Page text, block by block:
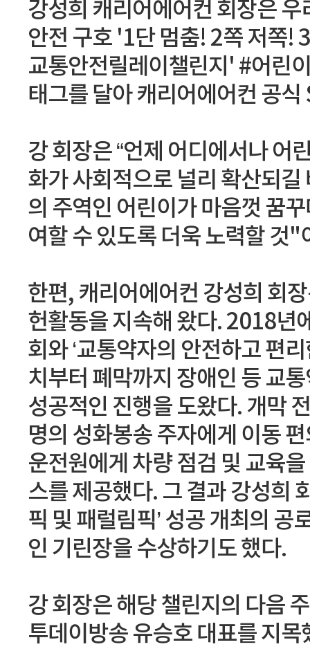
강성희 캐리어에어컨 회장은
안전 구호 '1단 멈춤! 2쪽 저쪽!
교통안전릴레이챌린지' #어린
태그를 달아 캐리어에어컨 공
강 회장은 “언제 어디에서나 어
화가 사회적으로 널리 확산되
의 주역인 어린이가 마음껏 꿈
여할 수 있도록 더욱 노력할 것"
한편, 캐리어에어컨 강성희 회
헌활동을 지속해 왔다. 2018년
회와 ‘교통약자의 안전하고 편
치부터 폐막까지 장애인 등 교
성공적인 진행을 도왔다. 개막
명의 성화봉송 주자에게 이동
운전원에게 차량 점검 및 교육
스를 제공했다. 그 결과 강성희
픽 및 패럴림픽’ 성공 개최의
인 기린장을 수상하기도 했다.
강 회장은 해당 챌린지의 다음
투데이방송 유승호 대표를 지목